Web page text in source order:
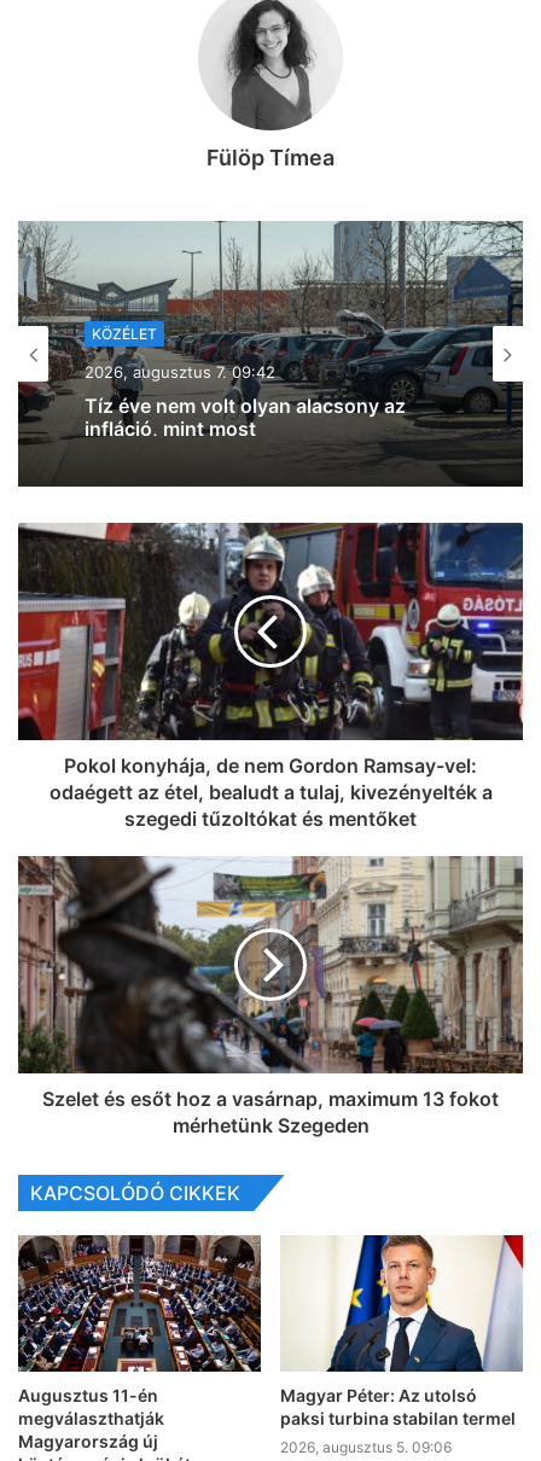
Fülöp Tímea
KÖZÉLET
2026, augusztus 7. 09:42
Tíz éve nem volt olyan alacsony az
infláció, mint most
KÖZÉLET
2026, augusztus 7. 08:22
támogatás, nem kell igényelni, és nem
terheli semmiféle adó
Pokol konyhája, de nem Gordon Ramsay-vel:
odaégett az étel, bealudt a tulaj, kivezényelték a
szegedi tűzoltókat és mentőket
Szelet és esőt hoz a vasárnap, maximum 13 fokot
mérhetünk Szegeden
KAPCSOLÓDÓ CIKKEK
Augusztus 11-én
megválaszthatják
Magyarország új
Magyar Péter: Az utolsó
paksi turbina stabilan termel
2026, augusztus 5. 09:06